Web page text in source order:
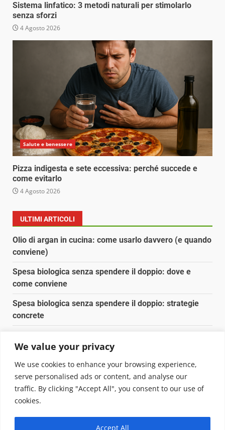
We value your privacy
We use cookies to enhance your browsing experience,
serve personalised ads or content, and analyse our
traffic. By clicking "Accept All", you consent to our use of
cookies.
Accept All
Sistema linfatico: 3 metodi naturali per stimolarlo
senza sforzi
4 Agosto 2026
Salute e benessere
Pizza indigesta e sete eccessiva: perché succede e
come evitarlo
4 Agosto 2026
ULTIMI ARTICOLI
Olio di argan in cucina: come usarlo davvero (e quando
conviene)
Spesa biologica senza spendere il doppio: dove e
come conviene
Spesa biologica senza spendere il doppio: strategie
concrete
Pulizia naturale della casa: 3 ingredienti che
sostituiscono 10 prodotti chimici
Copyright © 2025 Biopianeta.it proprietà di Jws Media
Questo blog non è una testata giornalistica, in quanto